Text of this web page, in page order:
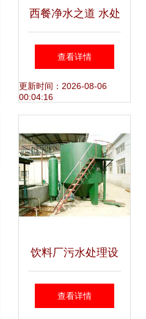
西餐净水之道 水处
理设备研发的创新
实践
查看详情
更新时间：2026-08-06
00:04:16
饮料厂污水处理设
备 专业研发与技术
查看详情